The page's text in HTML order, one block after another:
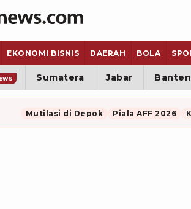
EKONOMI BISNIS DAERAH BOLA
Sumatera Jabar Banten
Mutilasi di Depok Piala AFF 2026